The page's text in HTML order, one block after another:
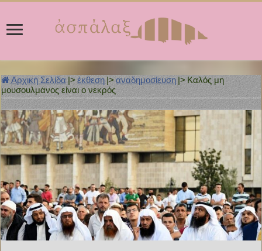
Αρχική Σελίδα |> έκθεση |> αναδημοσίευση |> Καλός μη
μουσουλμάνος είναι ο νεκρός